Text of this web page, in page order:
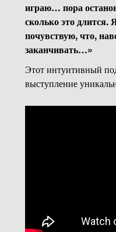
играю… пора
сколько это длится.
почувствую, что,
заканчивать…»
Этот интуитивный
выступление